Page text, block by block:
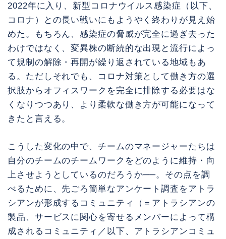
2022年に入り、新型コロナウイルス感染症（以下、
コロナ）との長い戦いにもようやく終わりが見え始
めた。もちろん、感染症の脅威が完全に過ぎ去った
わけではなく、変異株の断続的な出現と流行によっ
て規制の解除・再開が繰り返されている地域もあ
る。ただしそれでも、コロナ対策として働き方の選
択肢からオフィスワークを完全に排除する必要はな
くなりつつあり、より柔軟な働き方が可能になって
きたと言える。
こうした変化の中で、チームのマネージャーたちは
自分のチームのチームワークをどのように維持・向
上させようとしているのだろうか──。その点を調
べるために、先ごろ簡単なアンケート調査をアトラ
シアンが形成するコミュニティ（＝アトラシアンの
製品、サービスに関心を寄せるメンバーによって構
成されるコミュニティ／以下、アトラシアンコミュ